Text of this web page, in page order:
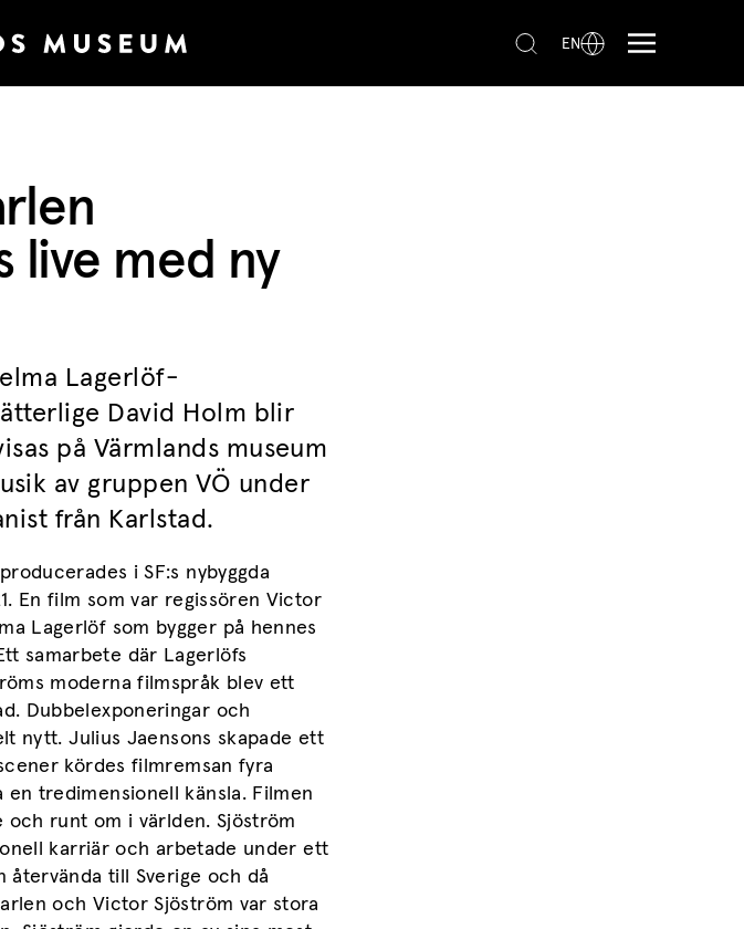
EN
live med ny
Lagerlöf-
David Holm blir
på Värmlands museum
av gruppen VÖ under
från Karlstad.
i SF:s nybyggda
En film som var regissören Victor
Lagerlöf som bygger på hennes
samarbete där Lagerlöfs
moderna filmspråk blev ett
Dubbelexponeringar och
nytt. Julius Jaensons skapade ett
kördes filmremsan fyra
tredimensionell känsla. Filmen
och runt om i världen. Sjöström
karriär och arbetade under ett
återvända till Sverige och då
och Victor Sjöström var stora